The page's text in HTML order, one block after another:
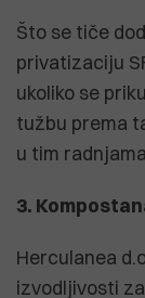
Što se tiče
privatizaciju
ukoliko se
tužbu prema
u tim
3.
Herculanea
izvodljivosti